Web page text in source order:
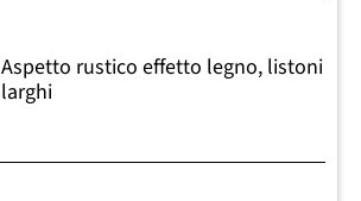
Aspetto rustico effetto legno, listoni
larghi